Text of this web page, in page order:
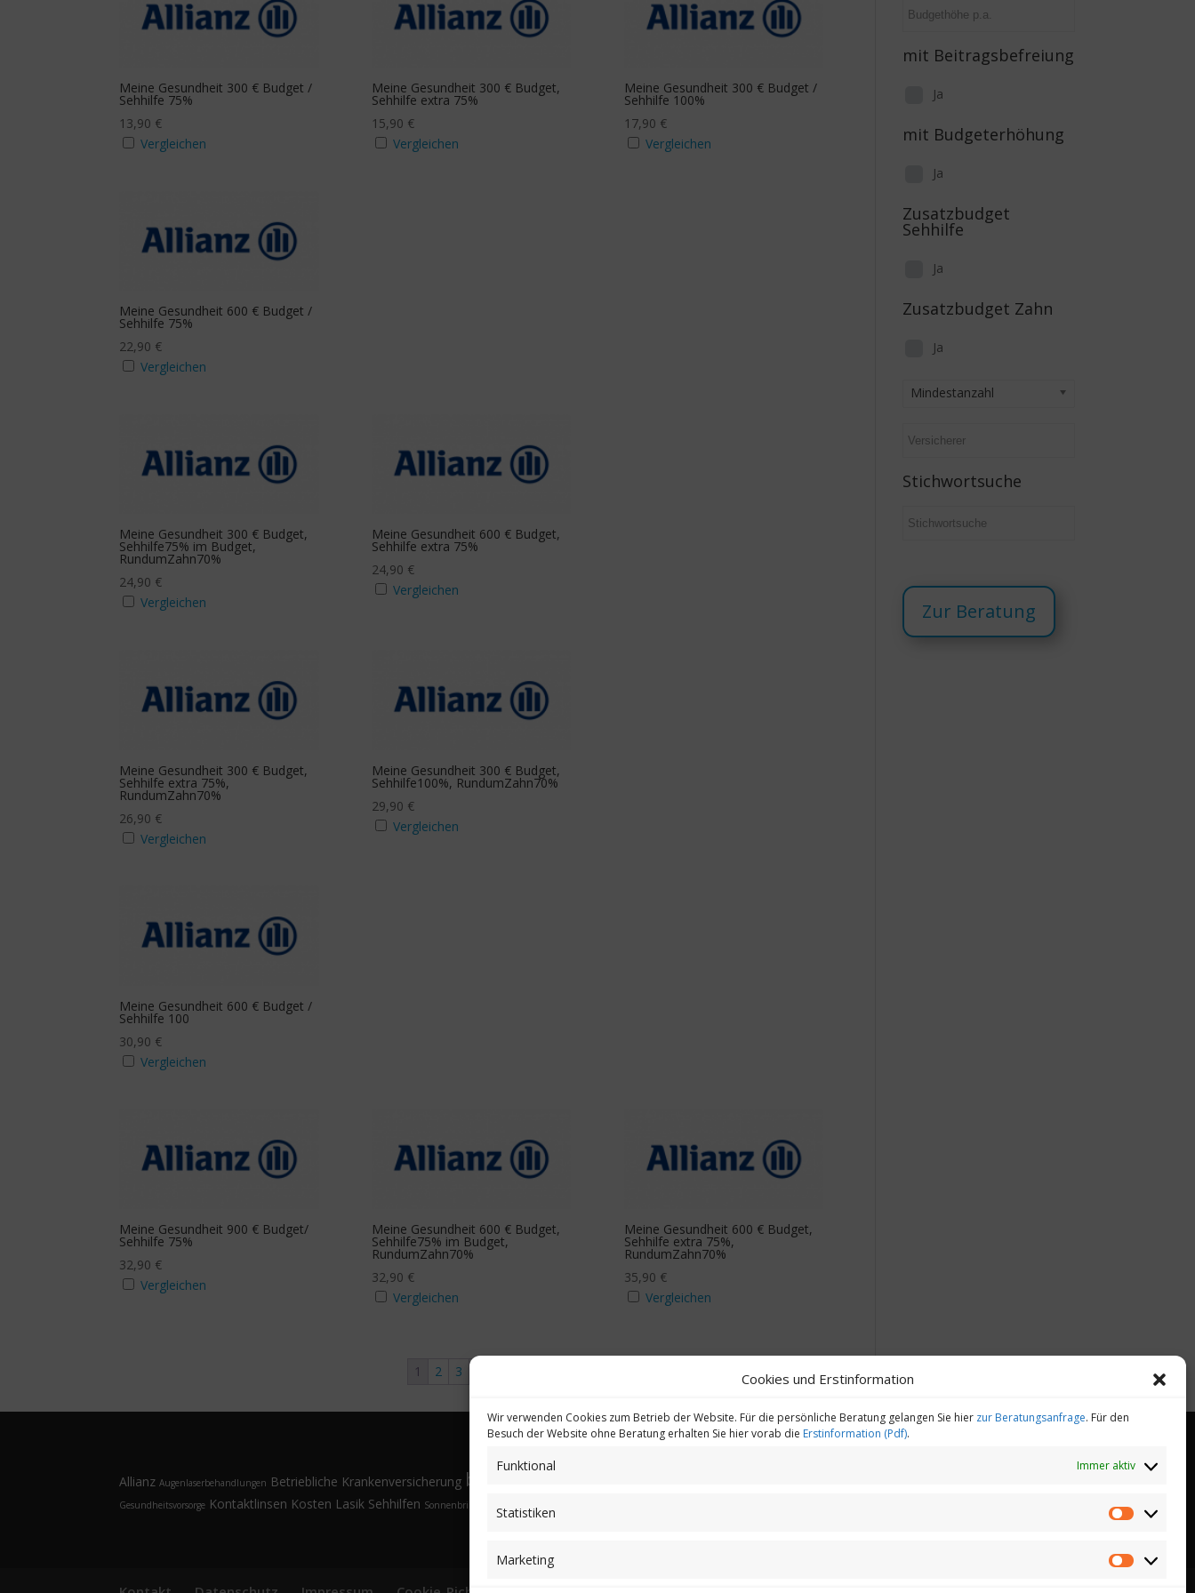
Cookies und Erstinformation
Wir verwenden Cookies zum Betrieb der Website. Für die persönliche Beratung gelangen Sie hier zur Beratungsanfrage. Für den
Besuch der Website ohne Beratung erhalten Sie hier vorab die Erstinformation (Pdf).
Funktional Immer aktiv
Statistiken
Statistiken
Marketing
Marketing
13 37 60 84
mit Budgeterhöhung Zusatzbudget Sehhilfe Zusatzbudget Zahn
Mindestanzahl Stichwortsuche
Meine Gesundheit 300 € Budget /
Sehhilfe 75%
13,90 €
Vergleichen
Meine Gesundheit 300 € Budget,
Sehhilfe extra 75%
15,90 €
Vergleichen
Meine Gesundheit 300 € Budget /
Sehhilfe 100%
17,90 €
Vergleichen
Meine Gesundheit 600 € Budget /
Sehhilfe 75%
22,90 €
Vergleichen
Meine Gesundheit 300 € Budget,
Sehhilfe75% im Budget,
RundumZahn70%
24,90 €
Vergleichen
Meine Gesundheit 600 € Budget,
Sehhilfe extra 75%
24,90 €
Vergleichen
Meine Gesundheit 300 € Budget,
Sehhilfe extra 75%,
RundumZahn70%
26,90 €
Vergleichen
Meine Gesundheit 300 € Budget,
Sehhilfe100%, RundumZahn70%
29,90 €
Vergleichen
Meine Gesundheit 600 € Budget /
Sehhilfe 100
30,90 €
Vergleichen
Meine Gesundheit 900 € Budget/
Sehhilfe 75%
32,90 €
Vergleichen
Meine Gesundheit 600 € Budget,
Sehhilfe75% im Budget,
RundumZahn70%
32,90 €
Vergleichen
Meine Gesundheit 600 € Budget,
Sehhilfe extra 75%,
RundumZahn70%
35,90 €
Vergleichen
1 2 3
mit Beitragsbefreiung
Ja
mit Budgeterhöhung
Ja
Zusatzbudget
Sehhilfe
Ja
Zusatzbudget Zahn
Ja
Mindestanzahl
Stichwortsuche
Zur Beratung
Allianz Augenlaserbehandlungen Betriebliche Krankenversicherung bkV
Gesundheitsvorsorge Kontaktlinsen Kosten Lasik Sehhilfen Sonnenbrille Tarifvergleich